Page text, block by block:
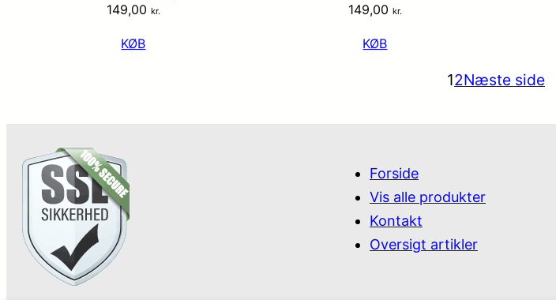
149,00 kr.
KØB
149,00 kr.
KØB
12Næste side
Forside
Vis alle produkter
Kontakt
Oversigt artikler